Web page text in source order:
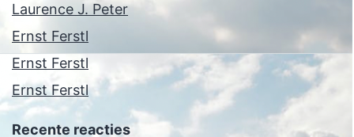
Laurence J. Peter
Ernst Ferstl
Ernst Ferstl
Ernst Ferstl
Recente reacties